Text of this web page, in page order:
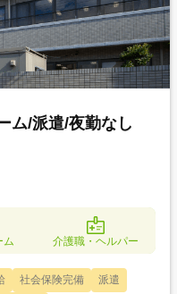
ム/派遣/夜勤なし
ム 介護職・ヘルパー
社会保険完備
派遣